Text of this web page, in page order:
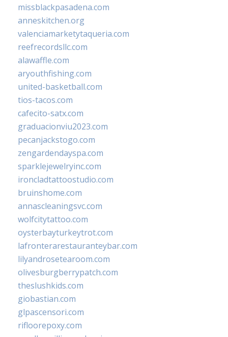
missblackpasadena.com
anneskitchen.org
valenciamarketytaqueria.com
reefrecordsllc.com
alawaffle.com
aryouthfishing.com
united-basketball.com
tios-tacos.com
cafecito-satx.com
graduacionviu2023.com
pecanjackstogo.com
zengardendayspa.com
sparklejewelryinc.com
ironcladtattoostudio.com
bruinshome.com
annascleaningsvc.com
wolfcitytattoo.com
oysterbayturkeytrot.com
lafronterarestauranteybar.com
lilyandrosetearoom.com
olivesburgberrypatch.com
theslushkids.com
giobastian.com
glpascensori.com
rifloorepoxy.com